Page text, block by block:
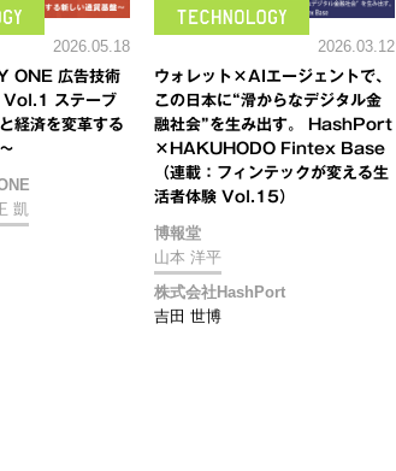
2026.05.18
ONE 広告技術
Vol.1 ステーブ
経済を変革する
凱
2026.03.12
ウォレット×AIエージェントで、
この日本に“滑からなデジタル金
融社会”を生み出す。 HashPort
×HAKUHODO Fintex Base
（連載：フィンテックが変える生
活者体験 Vol.15）
博報堂
山本 洋平
株式会社HashPort
吉田 世博